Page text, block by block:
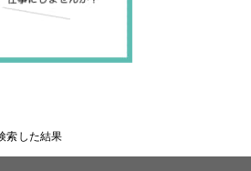
索した結果